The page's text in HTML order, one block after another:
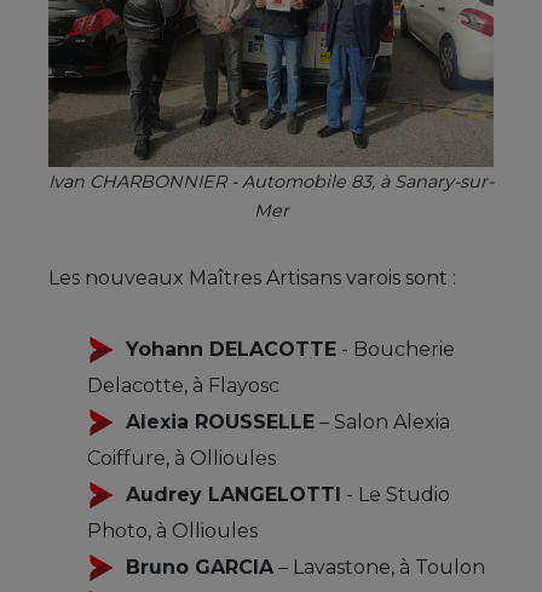
Ivan CHARBONNIER - Automobile 83, à Sanary-sur-
Mer
Les nouveaux Maîtres Artisans varois sont :
Yohann DELACOTTE - Boucherie
Delacotte, à Flayosc
Alexia ROUSSELLE – Salon Alexia
Coiffure, à Ollioules
Audrey LANGELOTTI - Le Studio
Photo, à Ollioules
Bruno GARCIA – Lavastone, à Toulon